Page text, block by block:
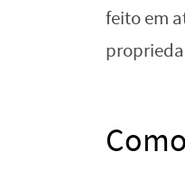
feito em